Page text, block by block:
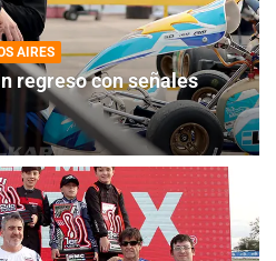
AIRES
regreso con señales